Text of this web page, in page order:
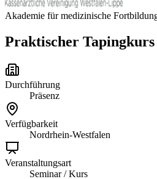
Akademie für medizinische
Praktischer
Durchführung
Präsenz
Verfügbarkeit
Nordrhein-Westfalen
Veranstaltungsart
Seminar / Kurs